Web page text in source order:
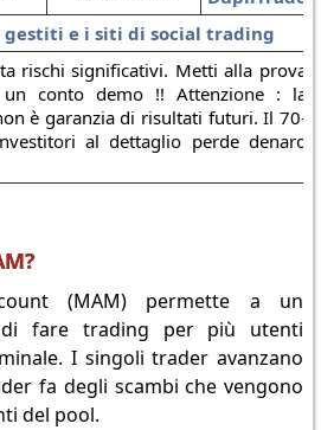
e i siti di social trading
rischi significativi. Metti alla prova
conto demo !! Attenzione : la
è garanzia di risultati futuri. Il 70-
al dettaglio perde denaro
(MAM) permette a un
di fare trading per più utenti
I singoli trader avanzano
fa degli scambi che vengono
del pool.